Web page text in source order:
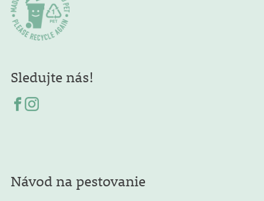
Sledujte nás!
Návod na pestovanie